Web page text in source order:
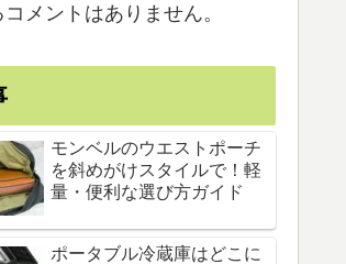
メントはありません。
モンベルのウエストポーチ
を斜めがけスタイルで！軽
量・便利な選び方ガイド
ポータブル冷蔵庫はどこに